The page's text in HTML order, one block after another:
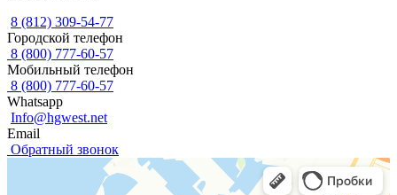
8 (812) 309-54-77
Городской телефон
8 (800) 777-60-57
Мобильный телефон
8 (800) 777-60-57
Whatsapp
Info@hgwest.net
Email
Обратный звонок